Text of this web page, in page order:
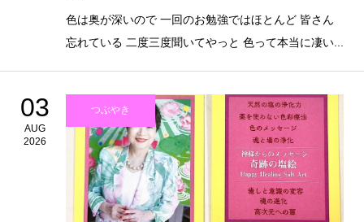
色は奥が深いので 一回のお勉強ではほとんど 皆さん
忘れている 二度三度聞いてやっと 色って本当に凄い...
03
AUG
2026
つぶやき